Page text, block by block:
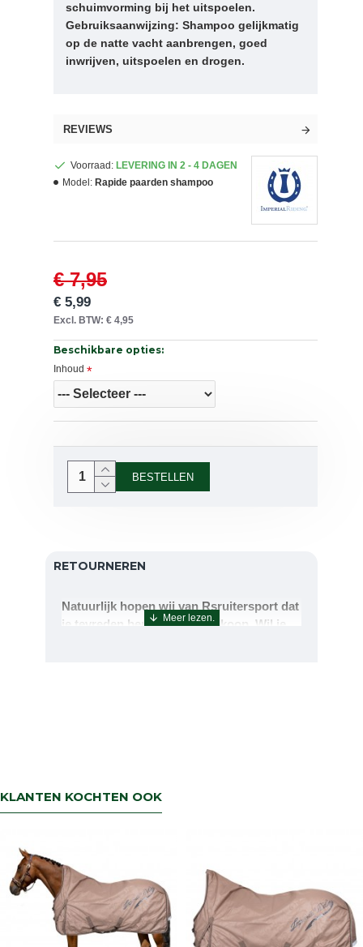
schuimvorming bij het uitspoelen.
Gebruiksaanwijzing: Shampoo gelijkmatig
op de natte vacht aanbrengen, goed
inwrijven, uitspoelen en drogen.
REVIEWS
Voorraad: LEVERING IN 2 - 4 DAGEN
Model: Rapide paarden shampoo
€ 5,99
€ 7,95
Excl. BTW: € 4,95
Beschikbare opties:
Inhoud
BESTELLEN
RETOURNEREN
Natuurlijk hopen wij van Rsruitersport dat
je tevreden bent met uw aankoop. Wil je
KLANTEN KOCHTEN OOK